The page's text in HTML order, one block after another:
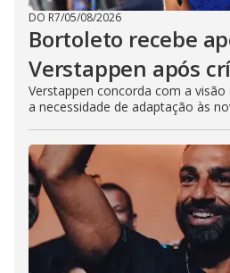
DO R7/05/08/2026
Bortoleto recebe
Verstappen após
Verstappen concorda com a
a necessidade de adaptação às